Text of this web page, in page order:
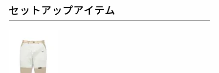
セットアップアイテム